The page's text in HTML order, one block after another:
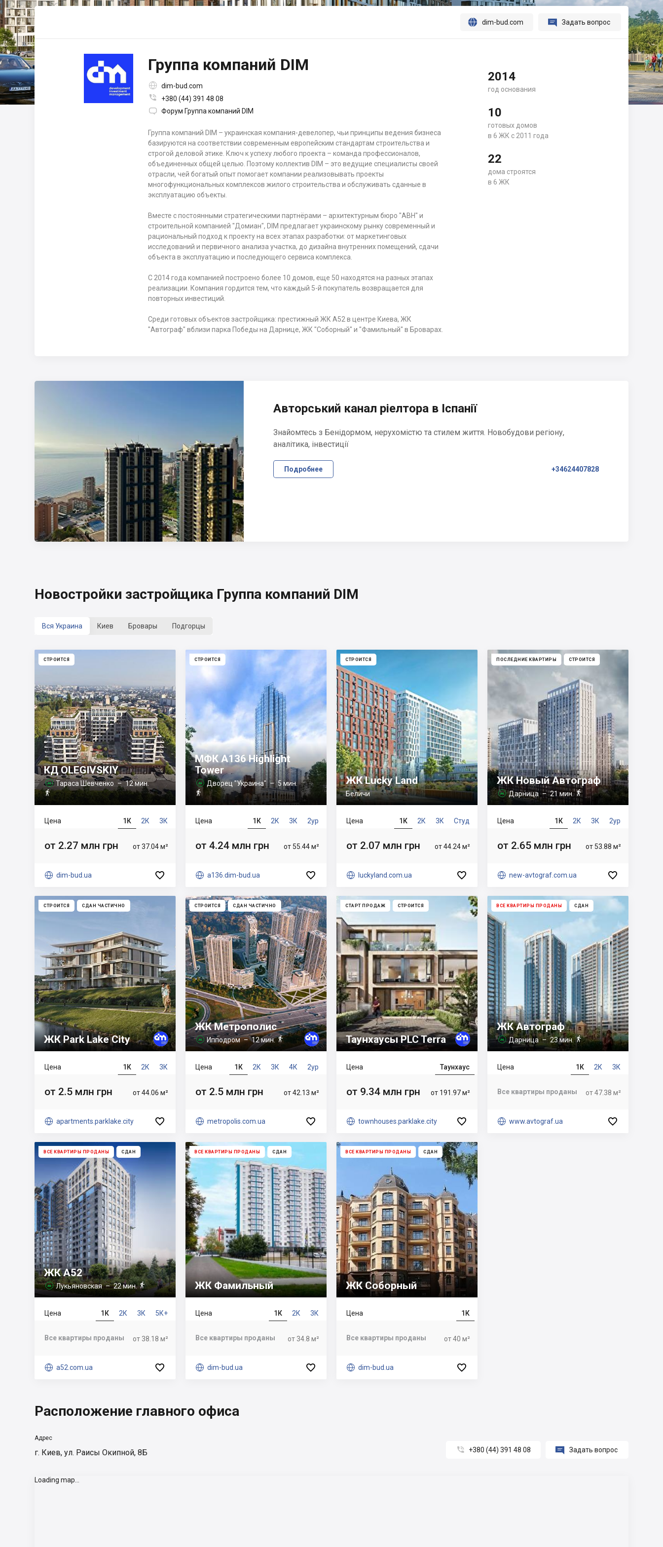


 dim-bud.com  Задать вопрос
Группа компаний DIM
 dim-bud.com

+380 (44) 391 48 08
 Форум Группа компаний DIM
Группа компаний DIM – украинская компания-девелопер, чьи принципы ведения бизнеса
базируются на соответствии современным европейским стандартам строительства и
строгой деловой этике. Ключ к успеху любого проекта – команда профессионалов,
объединенных общей целью. Поэтому коллектив DIM – это ведущие специалисты своей
отрасли, чей богатый опыт помогает компании реализовывать проекты
многофункциональных комплексов жилого строительства и обслуживать сданные в
эксплуатацию объекты.
Вместе с постоянными стратегическими партнёрами – архитектурным бюро "АВН" и
строительной компанией "Домиан", DIM предлагает украинскому рынку современный и
рациональный подход к проекту на всех этапах разработки: от маркетинговых
исследований и первичного анализа участка, до дизайна внутренних помещений, сдачи
объекта в эксплуатацию и последующего сервиса комплекса.
С 2014 года компанией построено более 10 домов, еще 50 находятся на разных этапах
реализации. Компания гордится тем, что каждый 5-й покупатель возвращается для
повторных инвестиций.
Среди готовых объектов застройщика: престижный ЖК A52 в центре Киева, ЖК
"Автограф" вблизи парка Победы на Дарнице, ЖК "Соборный" и "Фамильный" в Броварах.
2014
год основания
10
готовых домов
в 6 ЖК с 2011 года
22
дома строятся
в 6 ЖК
Авторський канал ріелтора в Іспанії
Знайомтесь з Бенідормом, нерухомістю та стилем життя. Новобудови регіону,
аналітика, інвестиції
Подробнее +34624407828
Новостройки застройщика Группа компаний DIM
Вся Украина Киев Бровары Подгорцы
СТРОИТСЯ
КД OLEGIVSKIY
 Тараса Шевченко – 12 мин.

1К 2К 3К
Цена
от 37.04 м²
от 2.27 млн грн
 dim-bud.ua 
СТРОИТСЯ
МФК A136 Highlight
Tower
 Дворец "Украина" – 5 мин.

1К 2К 3К 2ур
Цена
от 55.44 м²
от 4.24 млн грн
 a136.dim-bud.ua 
СТРОИТСЯ
ЖК Lucky Land
Беличи
1К 2К 3К Студ
Цена
от 44.24 м²
от 2.07 млн грн
 luckyland.com.ua 
ПОСЛЕДНИЕ КВАРТИРЫ СТРОИТСЯ
ЖК Новый Автограф
 Дарница– 21 мин.
1К 2К 3К 2ур
Цена
от 53.88 м²
от 2.65 млн грн
 new-avtograf.com.ua 
СТРОИТСЯ СДАН ЧАСТИЧНО
ЖК Park Lake City
1К 2К 3К
Цена
от 44.06 м²
от 2.5 млн грн
 apartments.parklake.city 
СТРОИТСЯ СДАН ЧАСТИЧНО
ЖК Метрополис
 Ипподром– 12 мин.
1К 2К 3К 4К 2ур
Цена
от 42.13 м²
от 2.5 млн грн
 metropolis.com.ua 
СТАРТ ПРОДАЖ СТРОИТСЯ
Таунхаусы PLC Terra
Таунхаус
Цена
от 191.97 м²
от 9.34 млн грн
 townhouses.parklake.city 
ВСЕ КВАРТИРЫ ПРОДАНЫ СДАН
ЖК Автограф
 Дарница– 23 мин.
1К 2К 3К
Цена
от 47.38 м²
Все квартиры проданы
 www.avtograf.ua 
ВСЕ КВАРТИРЫ ПРОДАНЫ СДАН
ЖК A52
 Лукьяновская– 22 мин. 
1К 2К 3К 5К+
Цена
от 38.18 м²
Все квартиры проданы
 a52.com.ua 
ВСЕ КВАРТИРЫ ПРОДАНЫ СДАН
ЖК Фамильный
1К 2К 3К
Цена
от 34.8 м²
Все квартиры проданы
 dim-bud.ua 
ВСЕ КВАРТИРЫ ПРОДАНЫ СДАН
ЖК Соборный
1К
Цена
от 40 м²
Все квартиры проданы
 dim-bud.ua 
Расположение главного офиса
Адрес
г. Киев, ул. Раисы Окипной, 8Б  +380 (44) 391 48 08  Задать вопрос
Loading map...